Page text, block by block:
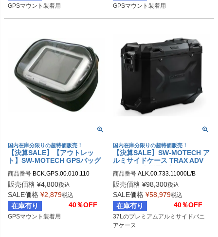
GPSマウント装着用 GPSマウント装着用
国内在庫分限りの超特価販売！
【決算SALE】【アウトレッ
ト】SW-MOTECH GPSバッグ
商品番号 BCK.GPS.00.010.110
sw_BCK_GPS_00_010_110
販売価格 ¥4,800税込
SALE価格 ¥2,879税込
在庫有り 40％OFF
GPSマウント装着用
国内在庫分限りの超特価販売！
【決算SALE】SW-MOTECH ア
ルミサイドケース TRAX ADV
商品番号 ALK.00.733.11000L/B
sw_ALK_00_733_11000LB
販売価格 ¥98,300税込
SALE価格 ¥58,979税込
在庫有り 40％OFF
37Lのプレミアムアルミサイドパニ
アケース